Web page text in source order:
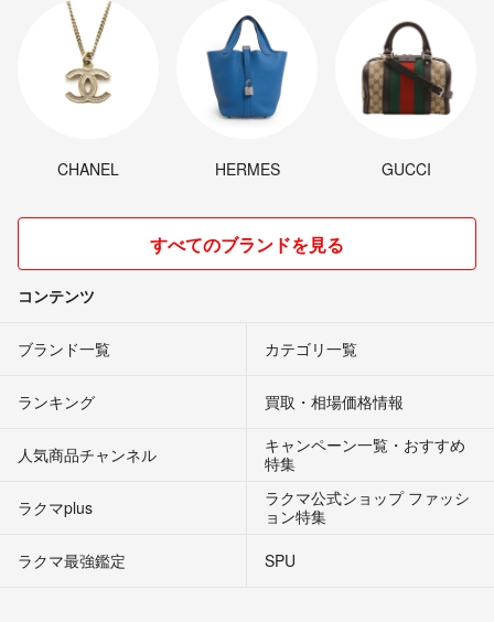
CHANEL HERMES GUCCI
すべてのブランドを見る
コンテンツ
ブランド一覧 カテゴリ一覧
ランキング 買取・相場価格情報
人気商品チャンネル
キャンペーン一覧・おすすめ
特集
ラクマplus
ラクマ公式ショップ ファッシ
ョン特集
ラクマ最強鑑定
SPU